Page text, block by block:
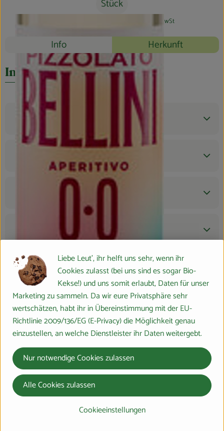
Stück
7% MwSt
Rezepte
Info Herkunft
Entdecke passende Rezepte
Info
Herkunft
Hersteller: Peter Riegel Weinimport GmbH
Italien
Riegel Erzeugermarken
Liebe Leut', ihr helft uns sehr, wenn ihr
Cookies zulasst (bei uns sind es sogar Bio-
Kekse!) und uns somit erlaubt, Daten für unser
Marketing zu sammeln. Da wir eure Privatsphäre sehr
wertschätzen, habt ihr in Übereinstimmung mit der EU-
Richtlinie 2009/136/EG (E-Privacy) die Möglichkeit genau
einzustellen, an welche Dienstleister ihr Daten weitergebt.
Cookieeinstellungen
Nur notwendige Cookies zulassen
Alle Cookies zulassen